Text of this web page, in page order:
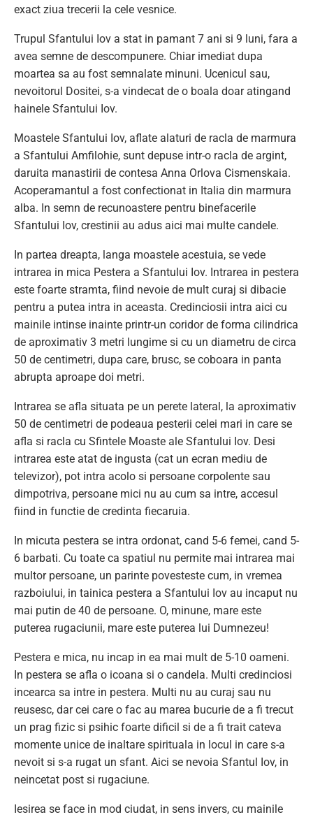
exact ziua trecerii la cele vesnice.
Trupul Sfantului Iov a stat in pamant 7 ani si 9 luni, fara a
avea semne de descompunere. Chiar imediat dupa
moartea sa au fost semnalate minuni. Ucenicul sau,
nevoitorul Dositei, s-a vindecat de o boala doar atingand
hainele Sfantului Iov.
Moastele Sfantului Iov, aflate alaturi de racla de marmura
a Sfantului Amfilohie, sunt depuse intr-o racla de argint,
daruita manastirii de contesa Anna Orlova Cismenskaia.
Acoperamantul a fost confectionat in Italia din marmura
alba. In semn de recunoastere pentru binefacerile
Sfantului Iov, crestinii au adus aici mai multe candele.
In partea dreapta, langa moastele acestuia, se vede
intrarea in mica Pestera a Sfantului Iov. Intrarea in pestera
este foarte stramta, fiind nevoie de mult curaj si dibacie
pentru a putea intra in aceasta. Credinciosii intra aici cu
mainile intinse inainte printr-un coridor de forma cilindrica
de aproximativ 3 metri lungime si cu un diametru de circa
50 de centimetri, dupa care, brusc, se coboara in panta
abrupta aproape doi metri.
Intrarea se afla situata pe un perete lateral, la aproximativ
50 de centimetri de podeaua pesterii celei mari in care se
afla si racla cu Sfintele Moaste ale Sfantului Iov. Desi
intrarea este atat de ingusta (cat un ecran mediu de
televizor), pot intra acolo si persoane corpolente sau
dimpotriva, persoane mici nu au cum sa intre, accesul
fiind in functie de credinta fiecaruia.
In micuta pestera se intra ordonat, cand 5-6 femei, cand 5-
6 barbati. Cu toate ca spatiul nu permite mai intrarea mai
multor persoane, un parinte povesteste cum, in vremea
razboiului, in tainica pestera a Sfantului Iov au incaput nu
mai putin de 40 de persoane. O, minune, mare este
puterea rugaciunii, mare este puterea lui Dumnezeu!
Pestera e mica, nu incap in ea mai mult de 5-10 oameni.
In pestera se afla o icoana si o candela. Multi credinciosi
incearca sa intre in pestera. Multi nu au curaj sau nu
reusesc, dar cei care o fac au marea bucurie de a fi trecut
un prag fizic si psihic foarte dificil si de a fi trait cateva
momente unice de inaltare spirituala in locul in care s-a
nevoit si s-a rugat un sfant. Aici se nevoia Sfantul Iov, in
neincetat post si rugaciune.
Iesirea se face in mod ciudat, in sens invers, cu mainile